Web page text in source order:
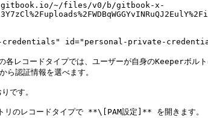
~/files/v0/b/gitbook-x-
credentials" id="personal-private-
各レコードタイプでは、ユーザーが自身のKeeperボ
認証情報を選べます。
です。
リのレコードタイプで **\[PAM設定]** を開きます。